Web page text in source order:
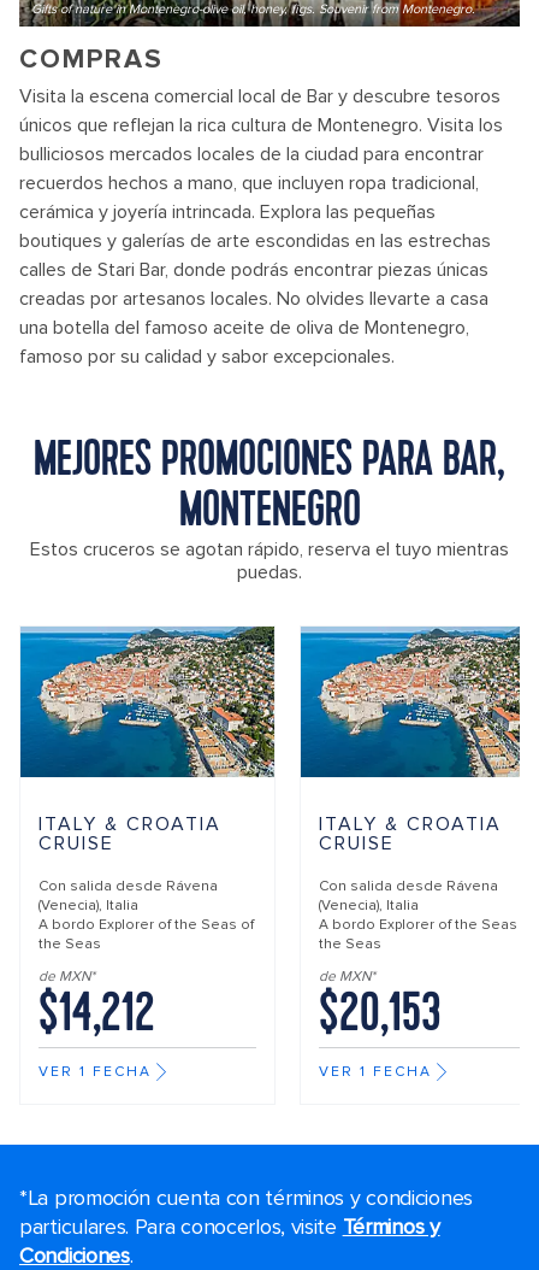
Gifts of nature in Montenegro-olive oil, honey, figs. Souvenir from Montenegro.
COMPRAS
Visita la escena comercial local de Bar y descubre tesoros
únicos que reflejan la rica cultura de Montenegro. Visita los
bulliciosos mercados locales de la ciudad para encontrar
recuerdos hechos a mano, que incluyen ropa tradicional,
cerámica y joyería intrincada. Explora las pequeñas
boutiques y galerías de arte escondidas en las estrechas
calles de Stari Bar, donde podrás encontrar piezas únicas
creadas por artesanos locales. No olvides llevarte a casa
una botella del famoso aceite de oliva de Montenegro,
famoso por su calidad y sabor excepcionales.
MEJORES PROMOCIONES PARA BAR,
MONTENEGRO
Estos cruceros se agotan rápido, reserva el tuyo mientras
puedas.
ITALY & CROATIA
CRUISE
Con salida desde Rávena
(Venecia), Italia
A bordo Explorer of the Seas of
the Seas
de MXN*
$14,212
VER 1 FECHA
ITALY & CROATIA
CRUISE
Con salida desde Rávena
(Venecia), Italia
A bordo Explorer of the Seas of
the Seas
de MXN*
$20,153
VER 1 FECHA
*La promoción cuenta con términos y condiciones
particulares. Para conocerlos, visite Términos y
Condiciones.